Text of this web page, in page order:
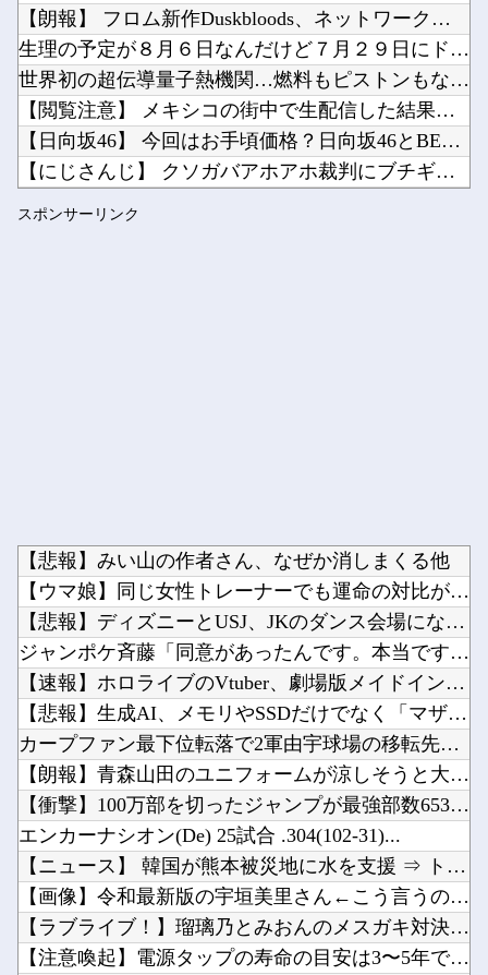
Powered by livedoor 相互RSS
【朗報】 フロム新作Duskbloods、ネットワークテスト...
生理の予定が８月６日なんだけど７月２９日にドバッと鮮血でたか...
世界初の超伝導量子熱機関…燃料もピストンもない量子エンジンが...
【閲覧注意】 メキシコの街中で生配信した結果…麻薬カルテルが...
【日向坂46】 今回はお手頃価格？日向坂46とBEAMSのコ...
【にじさんじ】 クソガバアホアホ裁判にブチギレ魔女
スポンサーリンク
【悲報】みい山の作者さん、なぜか消しまくる他
【ウマ娘】同じ女性トレーナーでも運命の対比が美しい…【スタブ...
【悲報】ディズニーとUSJ、JKのダンス会場になってしまうｗ...
ジャンポケ斉藤「同意があったんです。本当です。信じて下さい」...
【速報】ホロライブのVtuber、劇場版メイドインアビスの主...
【悲報】生成AI、メモリやSSDだけでなく「マザーボード」ま...
カープファン最下位転落で2軍由宇球場の移転先を考え始める。他
【朗報】青森山田のユニフォームが涼しそうと大好評→高野連はど...
【衝撃】100万部を切ったジャンプが最強部数653万部を記録...
エンカーナシオン(De) 25試合 .304(102-31)...
【ニュース】 韓国が熊本被災地に水を支援 ⇒ トイレの水にｗ...
【画像】令和最新版の宇垣美里さん←こう言うのでいいんだよが目...
【ラブライブ！】瑠璃乃とみおんのメスガキ対決【蓮ノ空】他
【注意喚起】電源タップの寿命の目安は3〜5年です他